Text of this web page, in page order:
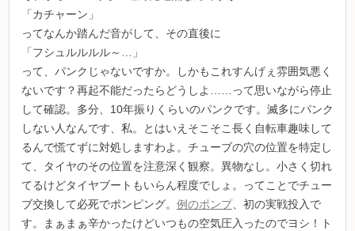
「カチャーン」
ってなんか踏んだ音がして、その直後に
「フシュルルルル～…」
って、パンクじゃないですか。しかもこれすんげぇ雰囲気悪く
ないです？再起不能だったらどうしよ……って思いながら停止
して確認。多分、10年振りくらいのパンクです。滅多にパンク
しない人なんです、私。とはいえそこそこ長く自転車趣味して
るんで慌てずに対処しますわよ。チューブの穴の位置を特定し
て、タイヤのその位置を注意深く観察。異物なし。小さく切れ
てるけどタイヤブートもいらん程度でしょ。ってことでチュー
ブ交換して必死でポンピング。 例のポンプ、初の実戦投入で
す。まぁまぁ辛かったけどいつもの空気圧入ったのでヨシ！ト